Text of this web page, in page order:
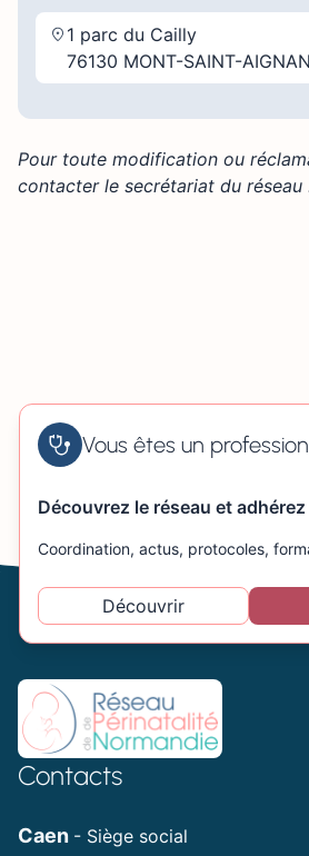
1 parc du Cailly
76130 MONT-SAINT-AIGNAN
Pour toute modification ou
contacter le secrétariat du réseau
Vous êtes un
Découvrez le réseau et adhérez
Coordination, actus, protocoles,
Découvrir
Contacts
Caen - Siège social